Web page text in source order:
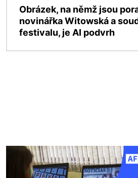
Obrázek, na němž jsou
novinářka Witowská a
festivalu, je AI podvrh